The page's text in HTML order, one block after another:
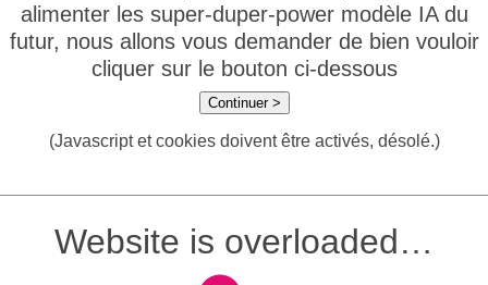
alimenter les super-duper-power modèle IA du
futur, nous allons vous demander de bien vouloir
cliquer sur le bouton ci-dessous
Continuer >
(Javascript et cookies doivent être activés, désolé.)
Website is overloaded…